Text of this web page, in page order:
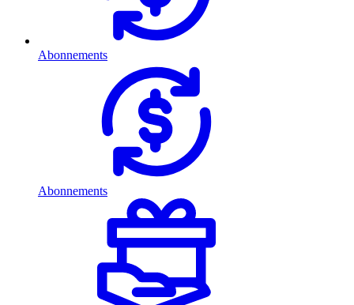
Abonnements
Abonnements